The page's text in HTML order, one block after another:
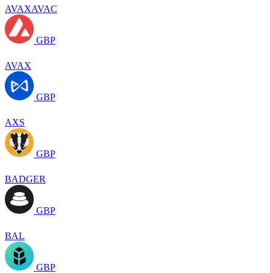
AVAXAVAC
GBP
AVAX
GBP
AXS
GBP
BADGER
GBP
BAL
GBP